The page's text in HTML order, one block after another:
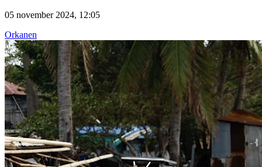
05 november 2024, 12:05
Orkanen